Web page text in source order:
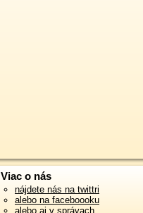
Viac o nás
nájdete nás na twittri
alebo na faceboooku
alebo aj v správach